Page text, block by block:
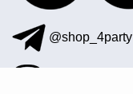
@shop_4party